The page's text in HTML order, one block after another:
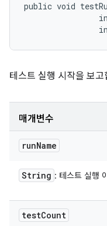
public void
테스트 실행 시작을 보고
매개변수
runName
String : 테스트 실행
testCount